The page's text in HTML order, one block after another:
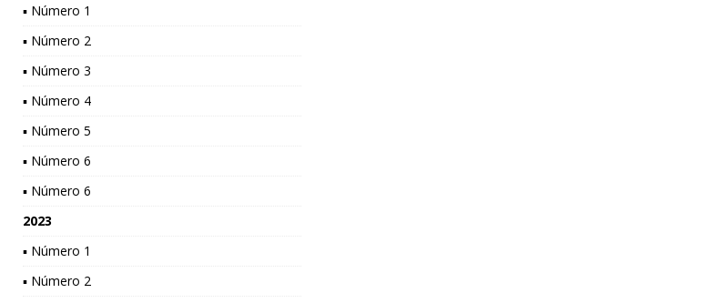
▪ Número 1
▪ Número 2
▪ Número 3
▪ Número 4
▪ Número 5
▪ Número 6
▪ Número 6
2023
▪ Número 1
▪ Número 2